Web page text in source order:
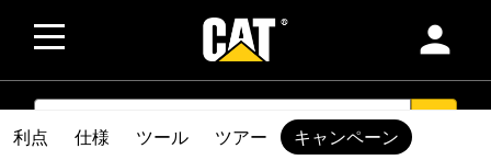
person
SEARCH
利点 仕様 ツール ツアー キャンペーン